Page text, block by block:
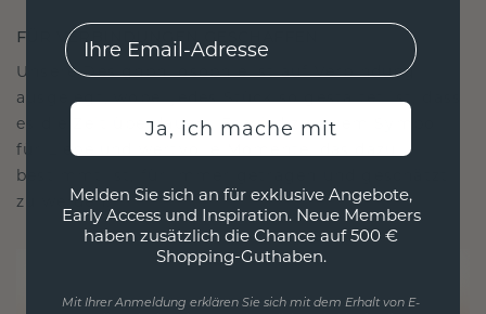
FÜR VERBINDUNGEN GESCHAFFEN
Unsere Designphilosophie ist auf Verbindung
ausgelegt, wobei jedes Stück so gestaltet ist, dass
es die Zeit überdauert. Es wird zu Ihrem Symbol
für Liebe und wertvolle Momente, das dazu
bestimmt ist, für immer getragen und geschätzt
zu werden.
EMail
Ja, ich mache mit
Melden Sie sich an für exklusive Angebote,
Early Access und Inspiration. Neue Members
haben zusätzlich die Chance auf 500 €
Shopping-Guthaben.
Mit Ihrer Anmeldung erklären Sie sich mit dem Erhalt von E-